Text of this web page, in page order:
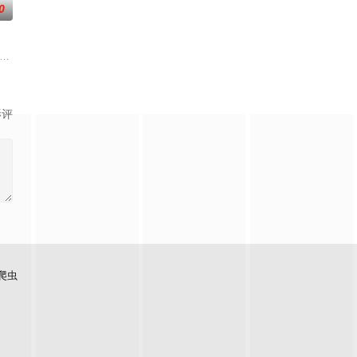
克、杰茜卡、卢卡斯，在另一个时空——高米岛的冒险之旅。命运谷是个
the cast are left with only the mistakes an
虫